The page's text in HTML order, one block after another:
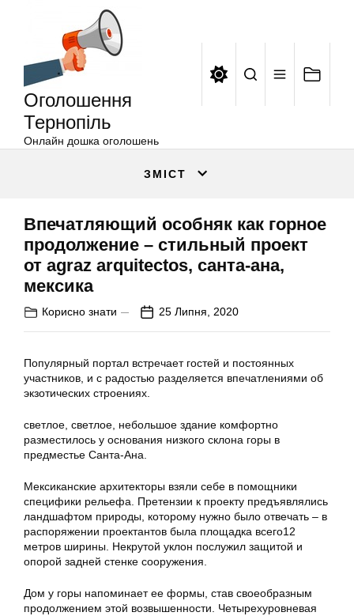
Оголошення
Тернопіль
Онлайн дошка оголошень
ЗМІСТ
Впечатляющий особняк как горное
продолжение – стильный проект
от agraz arquitectos, санта-ана,
мексика
Корисно знати 25 Липня, 2020
Популярный портал встречает гостей и постоянных
участников, и с радостью разделяется впечатлениями об
экзотических строениях.
светлое, светлое, небольшое здание комфортно
разместилось у основания низкого склона горы в
предместье Санта-Ана.
Мексиканские архитекторы взяли себе в помощники
специфики рельефа. Претензии к проекту предъявлялись
ландшафтом природы, которому нужно было отвечать – в
распоряжении проектантов была площадка всего12
метров ширины. Некрутой уклон послужил защитой и
опорой задней стенке сооружения.
Дом у горы напоминает ее формы, став своеобразным
продолжением этой возвышенности. Четырехуровневая